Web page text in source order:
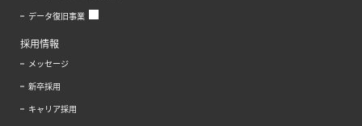
データ復旧事業
採用情報
メッセージ
新卒採用
キャリア採用